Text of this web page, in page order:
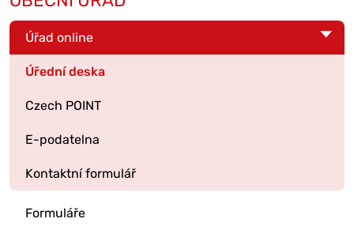
Úřad online
Úřední deska
Czech POINT
E-podatelna
Kontaktní formulář
Formuláře